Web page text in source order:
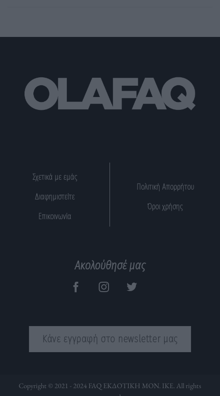
Σχετικά με εμάς
Διαφημιστείτε
Επικοινωνία
Πολιτική Απορρήτου
Όροι χρήσης
Ακολούθησέ μας
Κάνε εγγραφή στο newsletter μας
Copyright © 2021 - 2024 FAQ ΕΚΔΟΤΙΚΗ ΜΟΝ. ΙΚΕ. All rights